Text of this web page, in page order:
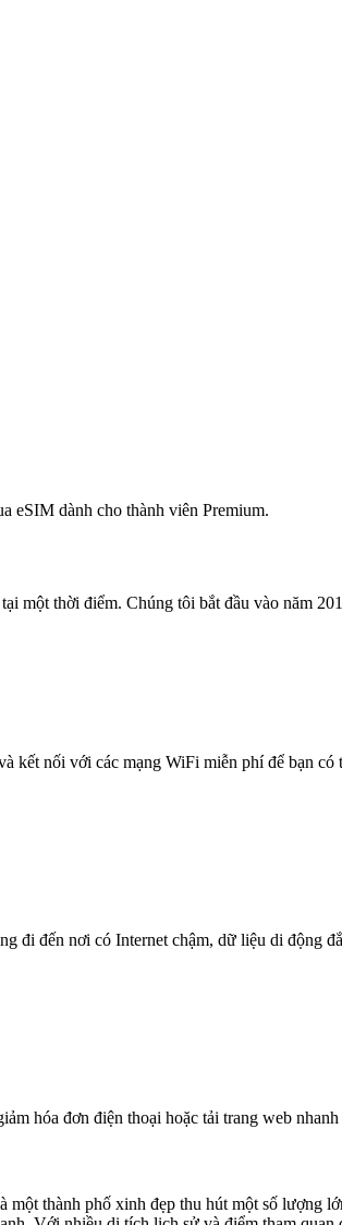
eSIM dành cho thành viên Premium.
một thời điểm. Chúng tôi bắt đầu vào năm
nối với các mạng WiFi miễn phí để bạn
đi đến nơi có Internet chậm, dữ liệu di động
hóa đơn điện thoại hoặc tải trang web
thành phố xinh đẹp thu hút một số lượng